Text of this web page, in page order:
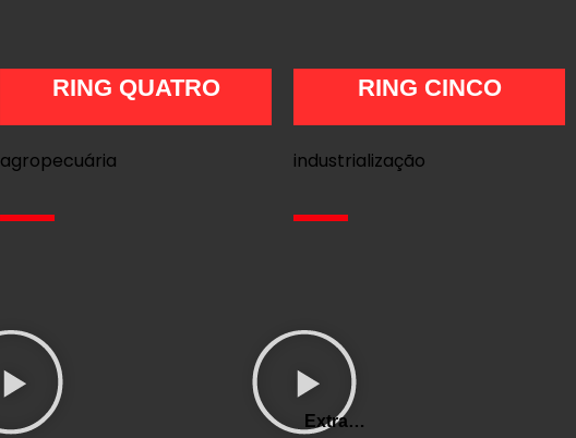
RING QUATRO
agropecuária
RING CINCO
industrialização
Extra…